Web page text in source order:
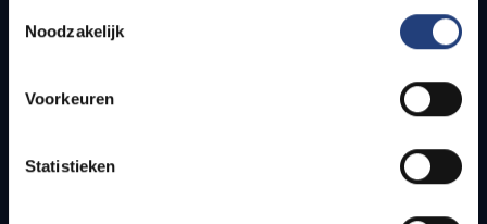
Noodzakelijk
Voorkeuren
Statistieken
Snel naar
Bereikbaarheid